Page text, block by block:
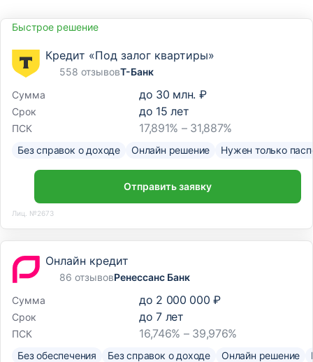
Быстрое решение
Кредит «Под залог квартиры»
558 отзывовТ-Банк
Сумма
до 30 млн. ₽
Срок до 15 лет
ПСК 17,891% – 31,887%
Без справок о доходе Онлайн решение Нужен только
Отправить заявку
Лиц. №2673
Онлайн кредит
86 отзывовРенессанс Банк
Сумма
до 2 000 000 ₽
Срок до7лет
ПСК 16,746% – 39,976%
Без обеспечения Без справок о доходе Онлайн решение